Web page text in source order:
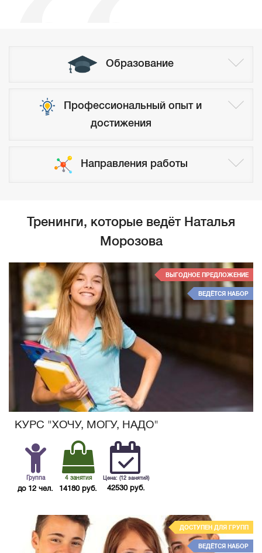
Образование
Профессиональный опыт и
достижения
Направления работы
Тренинги, которые ведёт Наталья
Морозова
КУРС "ХОЧУ, МОГУ, НАДО"
Группа
до 12 чел.
4 занятия
14180 руб.
Цена: (12 занятий)
42530 руб.
ВЫГОДНОЕ ПРЕДЛОЖЕНИЕ
ВЕДЁТСЯ НАБОР
ДОСТУПЕН ДЛЯ ГРУПП
ВЕДЁТСЯ НАБОР